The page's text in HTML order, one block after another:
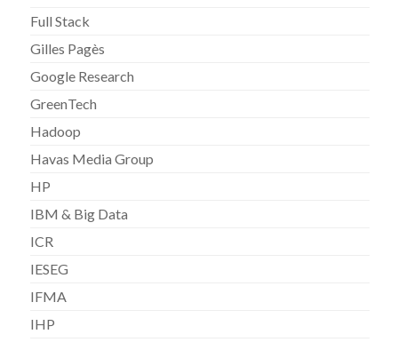
Full Stack
Gilles Pagès
Google Research
GreenTech
Hadoop
Havas Media Group
HP
IBM & Big Data
ICR
IESEG
IFMA
IHP